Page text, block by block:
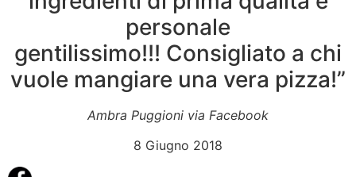
personale
gentilissimo!!! Consigliato a chi
vuole mangiare una vera pizza!”
Ambra Puggioni via Facebook
8 Giugno 2018